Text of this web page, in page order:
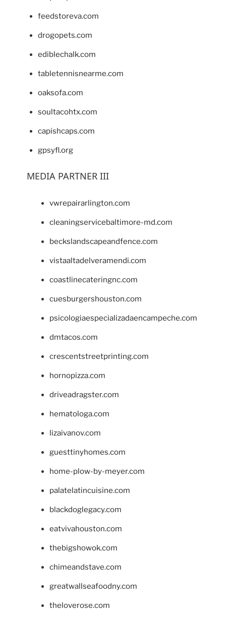
feedstoreva.com
drogopets.com
ediblechalk.com
tabletennisnearme.com
oaksofa.com
soultacohtx.com
capishcaps.com
gpsyfl.org
MEDIA PARTNER III
vwrepairarlington.com
cleaningservicebaltimore-md.com
beckslandscapeandfence.com
vistaaltadelveramendi.com
coastlinecateringnc.com
cuesburgershouston.com
psicologiaespecializadaencampeche.com
dmtacos.com
crescentstreetprinting.com
hornopizza.com
driveadragster.com
hematologa.com
lizaivanov.com
guesttinyhomes.com
home-plow-by-meyer.com
palatelatincuisine.com
blackdoglegacy.com
eatvivahouston.com
thebigshowok.com
chimeandstave.com
greatwallseafoodny.com
theloverose.com